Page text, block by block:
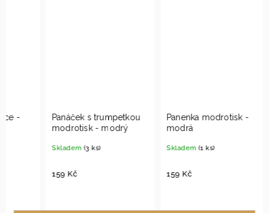
-
Panáček s trumpetkou
modrotisk - modrý
Skladem (3 ks)
159 Kč
Panenka modrotisk -
modrá
Skladem (1 ks)
159 Kč